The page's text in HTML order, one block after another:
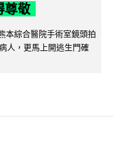
尊敬
本綜合醫院手術室鏡頭拍
人，更馬上開逃生門確